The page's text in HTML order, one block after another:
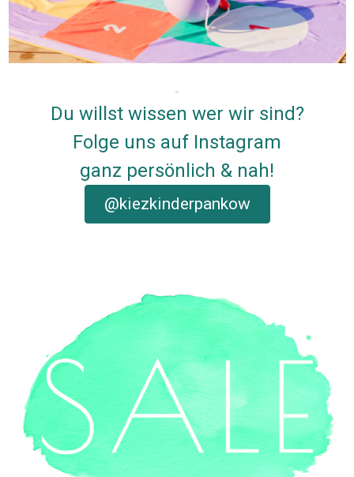
Du willst wissen wer wir sind?
Folge uns auf Instagram
ganz persönlich & nah!
@kiezkinderpankow